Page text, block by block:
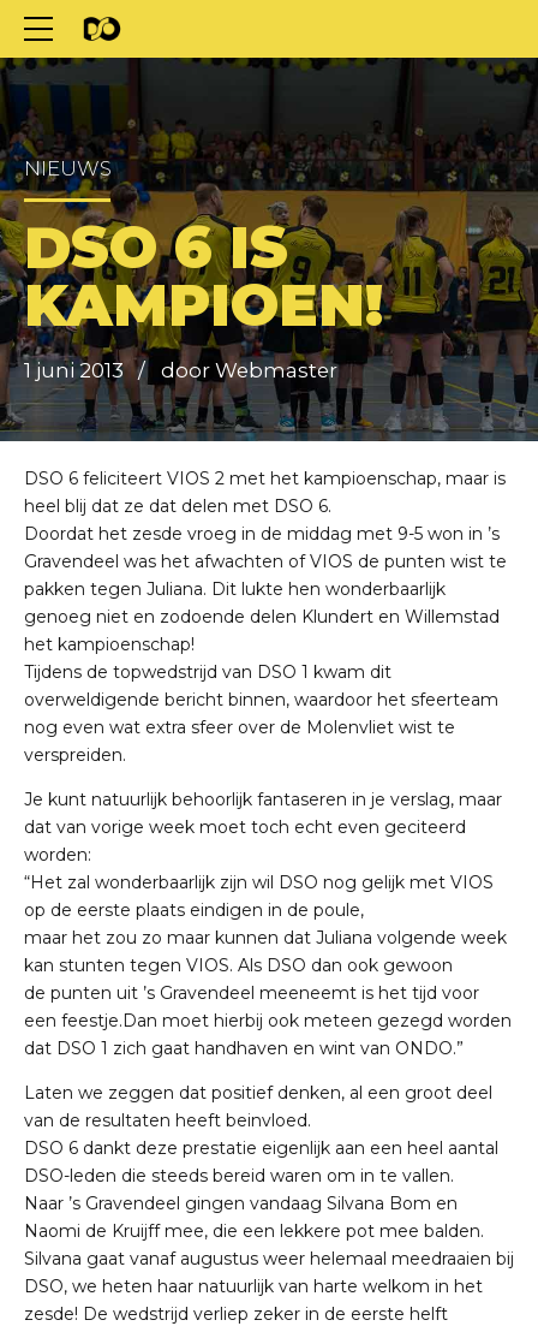
NIEUWS
DSO 6 IS
KAMPIOEN!
1 juni 2013 door Webmaster
DSO 6 feliciteert VIOS 2 met het kampioenschap, maar is
heel blij dat ze dat delen met DSO 6.
Doordat het zesde vroeg in de middag met 9-5 won in ’s
Gravendeel was het afwachten of VIOS de punten wist te
pakken tegen Juliana. Dit lukte hen wonderbaarlijk
genoeg niet en zodoende delen Klundert en Willemstad
het kampioenschap!
Tijdens de topwedstrijd van DSO 1 kwam dit
overweldigende bericht binnen, waardoor het sfeerteam
nog even wat extra sfeer over de Molenvliet wist te
verspreiden.
Je kunt natuurlijk behoorlijk fantaseren in je verslag, maar
dat van vorige week moet toch echt even geciteerd
worden:
“Het zal wonderbaarlijk zijn wil DSO nog gelijk met VIOS
op de eerste plaats eindigen in de poule,
maar het zou zo maar kunnen dat Juliana volgende week
kan stunten tegen VIOS. Als DSO dan ook gewoon
de punten uit ’s Gravendeel meeneemt is het tijd voor
een feestje.Dan moet hierbij ook meteen gezegd worden
dat DSO 1 zich gaat handhaven en wint van ONDO.”
Laten we zeggen dat positief denken, al een groot deel
van de resultaten heeft beinvloed.
DSO 6 dankt deze prestatie eigenlijk aan een heel aantal
DSO-leden die steeds bereid waren om in te vallen.
Naar ’s Gravendeel gingen vandaag Silvana Bom en
Naomi de Kruijff mee, die een lekkere pot mee balden.
Silvana gaat vanaf augustus weer helemaal meedraaien bij
DSO, we heten haar natuurlijk van harte welkom in het
zesde! De wedstrijd verliep zeker in de eerste helft